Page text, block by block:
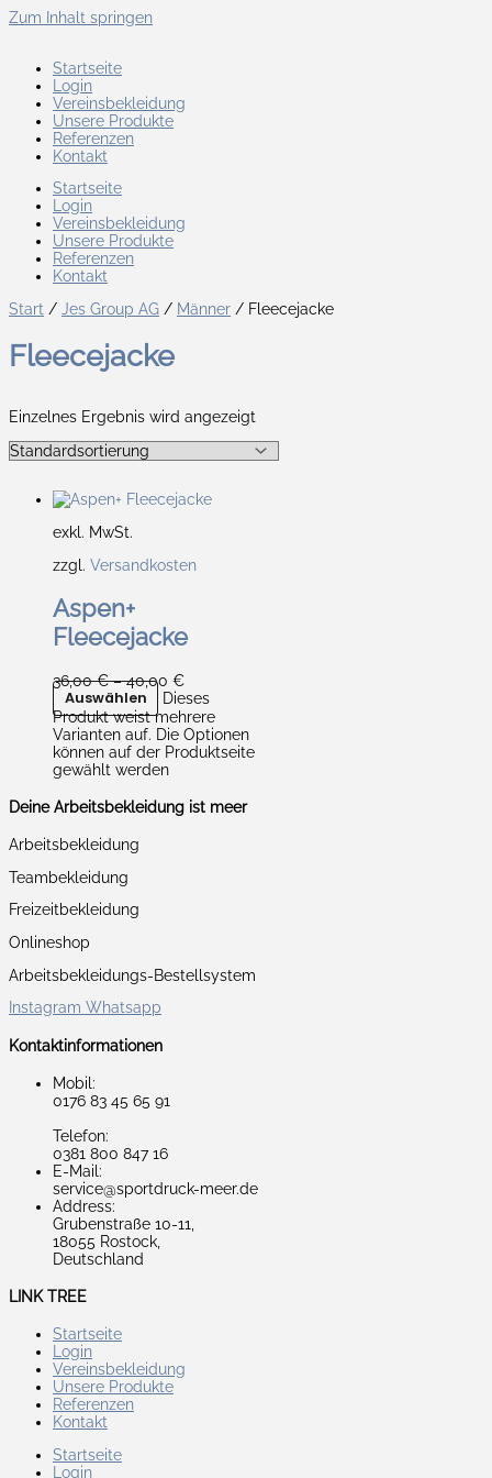
Zum Inhalt springen
Startseite
Login
Vereinsbekleidung
Unsere Produkte
Referenzen
Kontakt
Startseite
Login
Vereinsbekleidung
Unsere Produkte
Referenzen
Kontakt
Start / Jes Group AG / Männer / Fleecejacke
Fleecejacke
Einzelnes Ergebnis wird angezeigt
exkl. MwSt.
zzgl. Versandkosten
Aspen+
Fleecejacke
36,00€–40,00 €
Auswählen
Dieses
Produkt weist mehrere
Varianten auf. Die Optionen
können auf der Produktseite
gewählt werden
Deine Arbeitsbekleidung ist meer
Arbeitsbekleidung
Teambekleidung
Freizeitbekleidung
Onlineshop
Arbeitsbekleidungs-Bestellsystem
Instagram Whatsapp
Kontaktinformationen
Mobil:
0176 83 45 65 91
Telefon:
0381 800 847 16
E-Mail:
service@sportdruck-meer.de
Address:
Grubenstraße 10-11,
18055 Rostock,
Deutschland
LINK TREE
Startseite
Login
Vereinsbekleidung
Unsere Produkte
Referenzen
Kontakt
Startseite
Login